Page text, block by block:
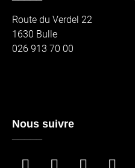
Route du Verdel 22
1630 Bulle
026 913 70 00
Nous suivre